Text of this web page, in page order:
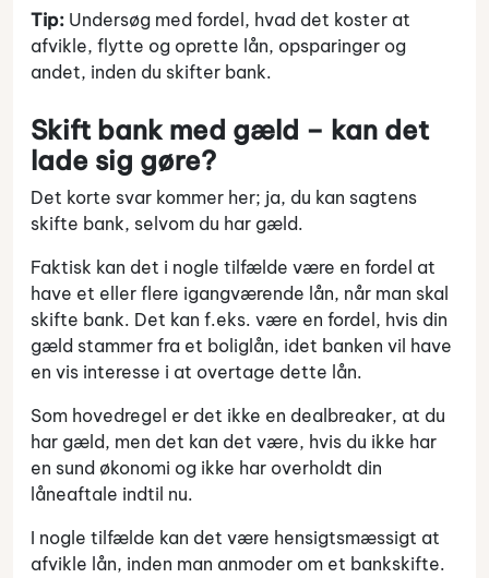
Tip: Undersøg med fordel, hvad det koster at
afvikle, flytte og oprette lån, opsparinger og
andet, inden du skifter bank.
Skift bank med gæld – kan det
lade sig gøre?
Det korte svar kommer her; ja, du kan sagtens
skifte bank, selvom du har gæld.
Faktisk kan det i nogle tilfælde være en fordel at
have et eller flere igangværende lån, når man skal
skifte bank. Det kan f.eks. være en fordel, hvis din
gæld stammer fra et boliglån, idet banken vil have
en vis interesse i at overtage dette lån.
Som hovedregel er det ikke en dealbreaker, at du
har gæld, men det kan det være, hvis du ikke har
en sund økonomi og ikke har overholdt din
låneaftale indtil nu.
I nogle tilfælde kan det være hensigtsmæssigt at
afvikle lån, inden man anmoder om et bankskifte.